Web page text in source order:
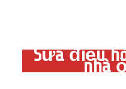
Sửa điều
nhà